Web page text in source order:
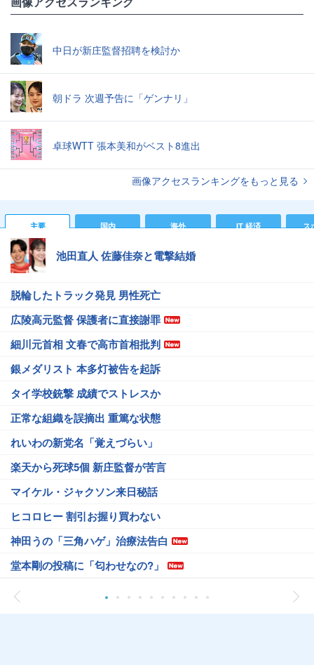
中日が新庄監督招聘を検討か
朝ドラ 次週予告に「ゲンナリ」
卓球WTT 張本美和がベスト8進出
画像アクセスランキングをもっと見る
主要 国内 海外 IT 経済 ス
池田直人 佐藤佳奈と電撃結婚
脱輪したトラック発見 男性死亡
広陵高元監督 保護者に直接謝罪
細川元首相 文春で高市首相批判
銀メダリスト 本多灯被告を起訴
タイ学校銃撃 成績でストレスか
正常な組織を誤摘出 重篤な状態
れいわの新党名「覚えづらい」
楽天から死球5個 新庄監督が苦言
マイケル・ジャクソン来日秘話
ヒコロヒー 割引お握り買わない
神田うの「三角ハゲ」治療法告白
堂本剛の投稿に「匂わせなの?」